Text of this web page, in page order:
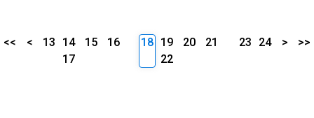
<< < 13 14 15
16
17
18 19 20
21
22
23 24 > >>